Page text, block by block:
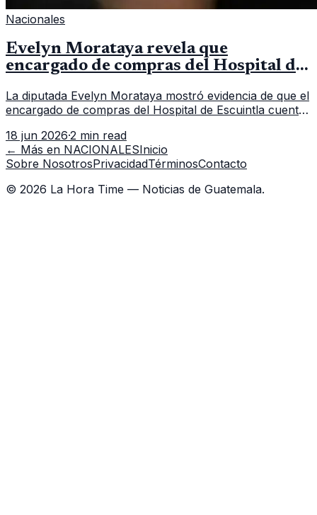
Nacionales
Evelyn Morataya revela que
encargado de compras del Hospital de
La diputada Evelyn Morataya mostró evidencia de que el
encargado de compras del Hospital de Escuintla cuenta
capacitación en la capital.
18 jun 2026·2 min read
← Más en NACIONALESInicio
Sobre NosotrosPrivacidadTérminosContacto
© 2026 La Hora Time — Noticias de Guatemala.